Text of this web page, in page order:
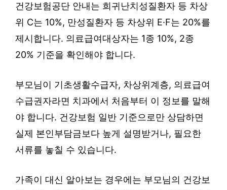
건강보험공단 안내는 희귀난치성질환자 등 차상
위 C는 10%, 만성질환자 등 차상위 E·F는 20%를
제시합니다. 의료급여대상자는 1종 10%, 2종
20% 기준을 확인해야 합니다.
부모님이 기초생활수급자, 차상위계층, 의료급여
수급권자라면 치과에서 처음부터 이 정보를 말해
야 합니다. 건강보험 일반 기준으로만 상담하면
실제 본인부담금보다 높게 설명받거나, 필요한
서류를 놓칠 수 있습니다.
가족이 대신 알아보는 경우에는 부모님의 건강보